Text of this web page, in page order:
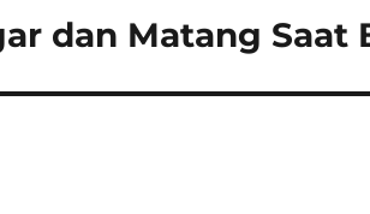
dan Matang Saat